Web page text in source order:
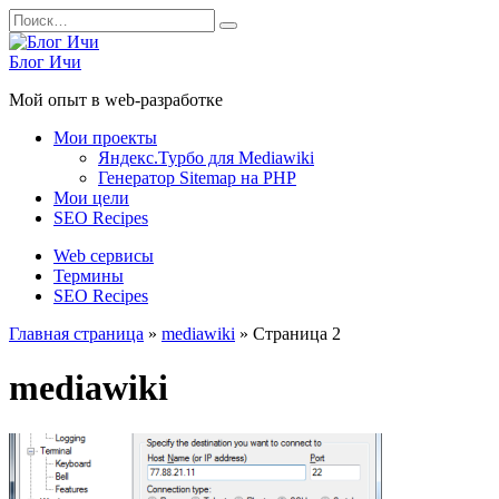
Перейти
к
содержанию
Search
for:
Блог Ичи
Мой опыт в web-разработке
Мои проекты
Яндекс.Турбо для Mediawiki
Генератор Sitemap на PHP
Мои цели
SEO Recipes
Web сервисы
Термины
SEO Recipes
Главная страница » mediawiki » Страница 2
mediawiki